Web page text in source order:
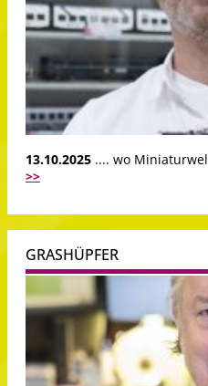
13.10.2025 .... wo
>>
GRASHÜPFER